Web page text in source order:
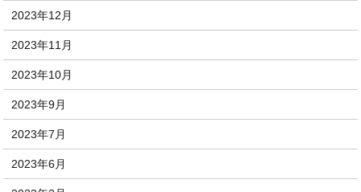
2023年12月
2023年11月
2023年10月
2023年9月
2023年7月
2023年6月